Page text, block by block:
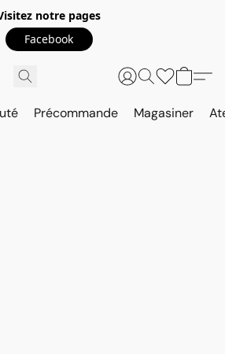
notre pages
Facebook
Précommande Magasiner